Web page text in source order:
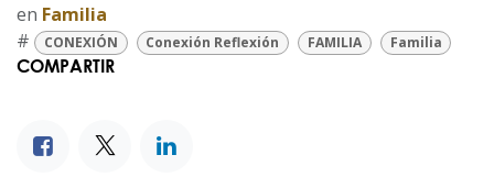
en Familia
#
CONEXIÓN Conexión Reflexión FAMILIA Familia
COMPARTIR